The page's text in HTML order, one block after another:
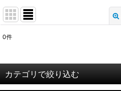
並び順 :
0件
カテゴリで絞り込む